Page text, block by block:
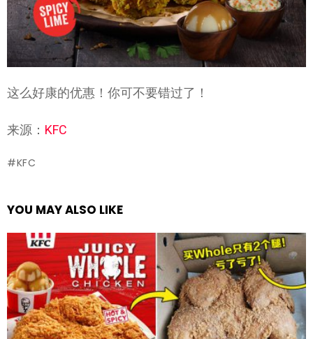
这么好康的优惠！你可不要错过了！
来源： KFC
KFC
YOU MAY ALSO LIKE